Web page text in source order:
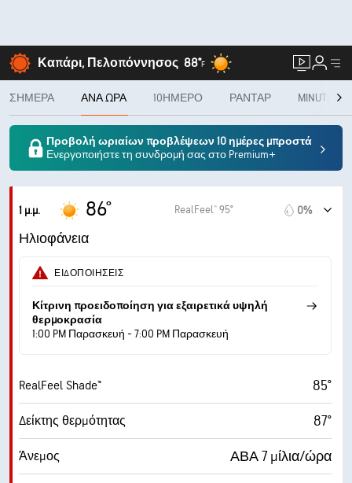
Καπάρι, Πελοπόννησος 88°F
ΣΉΜΕΡΑ ΑΝΆ ΏΡΑ 10ΉΜΕΡΟ ΡΑΝΤΆΡ
Προβολή ωριαίων προβλέψεων 10 ημέρες μπροστά
Ενεργοποιήστε τη συνδρομή σας στο Premium+
1 μ.μ. 86° RealFeel® 95° 0%
Ηλιοφάνεια
ΕΙΔΟΠΟΙΉΣΕΙΣ
Κίτρινη προειδοποίηση για εξαιρετικά υψηλή
θερμοκρασία
1:00 PM Παρασκευή - 7:00 PM Παρασκευή
RealFeel Shade™ 85°
Δείκτης θερμότητας 87°
Άνεμος ΑΒΑ 7 μίλια/ώρα